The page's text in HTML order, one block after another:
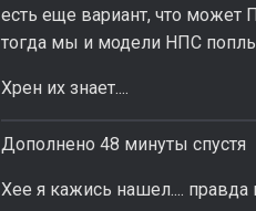
есть еще вариант, что может
тогда мы и модели НПС
Хрен их знает....
Дополнено 48 минуты спустя
Хее я кажись нашел....